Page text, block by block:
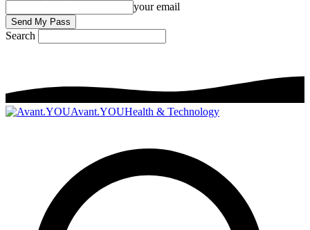
your email
Search
Avant.YOUHealth & Technology